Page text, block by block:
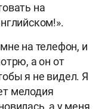
на
на телефон, и
а он от
я не видел. Я
мелодия
а у меня